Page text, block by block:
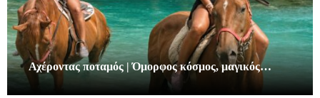
Αχέροντας ποταμός | Όμορφος κόσμος, μαγικός…